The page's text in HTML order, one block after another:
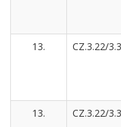
13. CZ.3.22/
13. CZ.3.22/